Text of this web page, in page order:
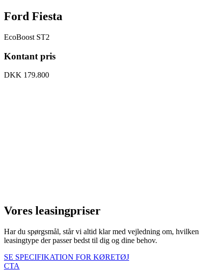
Ford Fiesta
EcoBoost ST2
Kontant pris
DKK 179.800
Vores leasingpriser
Hardu spørgsmål, stårvi altid klarmed vejledning om, hvilken
leasingtype derpasserbedst til dig og dine behov.
SE SPECIFIKATION FOR KØRETØJ
CTA